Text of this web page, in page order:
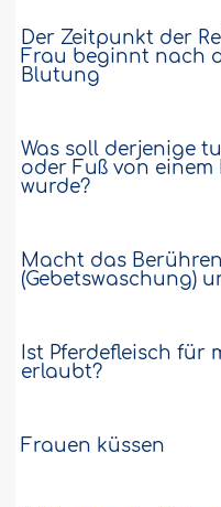
Wie man den
Waisen erlangt
Ich habe Allâh
kann noch
ist es, falls ich ein
19537
Der Zeitpunkt der
Frau beginnt nach
Blutung
Was soll derjenige
oder Fuß von
wurde?
Macht das
(Gebetswaschung)
Ist Pferdefleisch für
erlaubt?
Frauen küssen